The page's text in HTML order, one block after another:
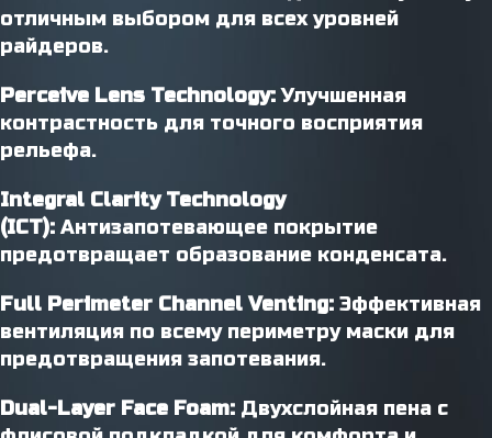
отличным выбором для всех уровней
райдеров.
Perceive Lens Technology:Улучшенная
контрастность для точного восприятия
рельефа.
Integral Clarity Technology
(ICT): Антизапотевающее покрытие
предотвращает образование конденсата.
Full Perimeter Channel Venting: Эффективная
вентиляция по всему периметру маски для
предотвращения запотевания.
Dual-Layer Face Foam: Двухслойная пена с